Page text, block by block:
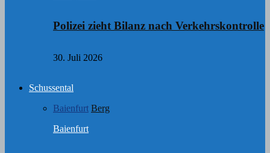
Polizei zieht Bilanz nach Verkehrskontrolle
30. Juli 2026
Schussental
Baienfurt Berg
Baienfurt